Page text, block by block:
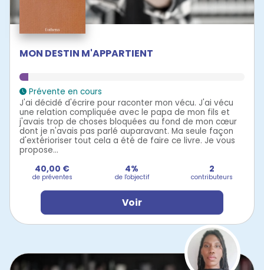
MON DESTIN M'APPARTIENT
Prévente en cours
J'ai décidé d'écrire pour raconter mon vécu. J'ai vécu
une relation compliquée avec le papa de mon fils et
j'avais trop de choses bloquées au fond de mon cœur
dont je n'avais pas parlé auparavant. Ma seule façon
d'extérioriser tout cela a été de faire ce livre. Je vous
propose...
40,00 €
de préventes
4%
de l'objectif
2
contributeurs
Voir